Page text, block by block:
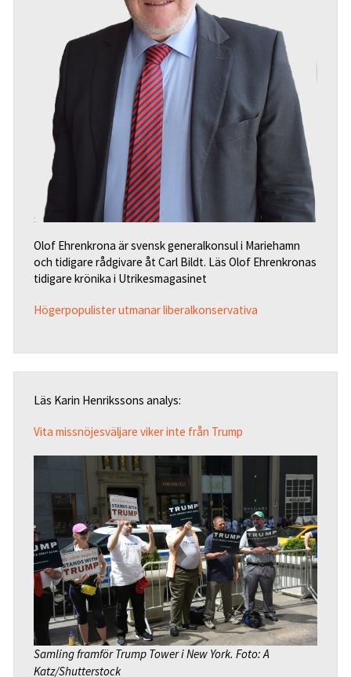
Olof Ehrenkrona är svensk generalkonsul i Mariehamn
och tidigare rådgivare åt Carl Bildt. Läs Olof Ehrenkronas
tidigare krönika i Utrikesmagasinet
Högerpopulister utmanar liberalkonservativa
Läs Karin Henrikssons analys:
Vita missnöjesväljare viker inte från Trump
Samling framförTrump Tower i New York. Foto: A
Katz/Shutterstock